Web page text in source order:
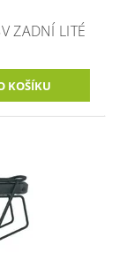
ZADNÍ LITÉ